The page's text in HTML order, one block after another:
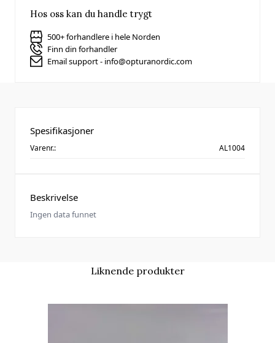
Hos oss kan du handle trygt
500+ forhandlere i hele Norden
Finn din forhandler
Email support - info@opturanordic.com
Beskrivelse
Ingen data funnet
Spesifikasjoner
Varenr.: AL1004
Liknende produkter